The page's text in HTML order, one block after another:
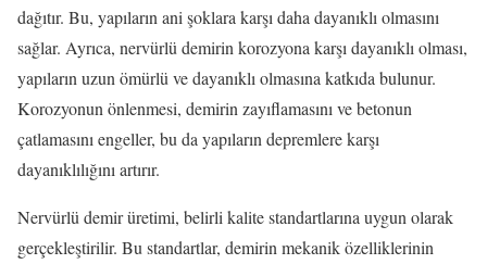
dağıtır. Bu, yapıların ani şoklara karşı daha dayanıklı olmasını
sağlar. Ayrıca, nervürlü demirin korozyona karşı dayanıklı olması,
yapıların uzun ömürlü ve dayanıklı olmasına katkıda bulunur.
Korozyonun önlenmesi, demirin zayıflamasını ve betonun
çatlamasını engeller, bu da yapıların depremlere karşı
dayanıklılığını artırır.
Nervürlü demir üretimi, belirli kalite standartlarına uygun olarak
gerçekleştirilir. Bu standartlar, demirin mekanik özelliklerinin